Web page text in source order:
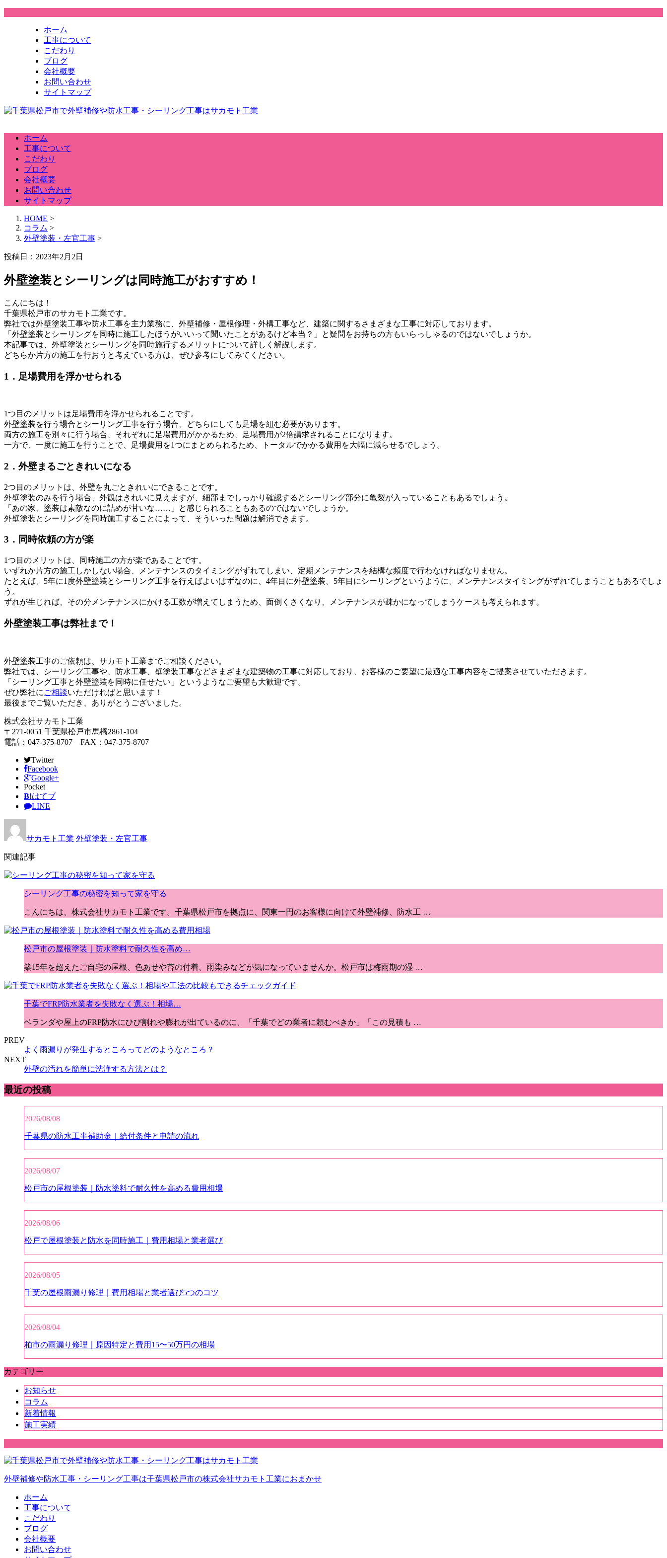
ホーム
工事について
こだわり
ブログ
会社概要
お問い合わせ
サイトマップ
ホーム
工事について
こだわり
ブログ
会社概要
お問い合わせ
サイトマップ
HOME >
コラム >
外壁塗装・左官工事 >
投稿日：2023年2月2日
外壁塗装とシーリングは同時施工がおすすめ！
こんにちは！
千葉県松戸市のサカモト工業です。
弊社では外壁塗装工事や防水工事を主力業務に、外壁補修・屋根修理・外構工事など、建築に関するさまざまな工事に対応しております。
「外壁塗装とシーリングを同時に施工したほうがいいって聞いたことがあるけど本当？」と疑問をお持ちの方もいらっしゃるのではないでしょうか。
本記事では、外壁塗装とシーリングを同時施行するメリットについて詳しく解説します。
どちらか片方の施工を行おうと考えている方は、ぜひ参考にしてみてください。
1．足場費用を浮かせられる
1つ目のメリットは足場費用を浮かせられることです。
外壁塗装を行う場合とシーリング工事を行う場合、どちらにしても足場を組む必要があります。
両方の施工を別々に行う場合、それぞれに足場費用がかかるため、足場費用が2倍請求されることになります。
一方で、一度に施工を行うことで、足場費用を1つにまとめられるため、トータルでかかる費用を大幅に減らせるでしょう。
2．外壁まるごときれいになる
2つ目のメリットは、外壁を丸ごときれいにできることです。
外壁塗装のみを行う場合、外観はきれいに見えますが、細部までしっかり確認するとシーリング部分に亀裂が入っていることもあるでしょう。
「あの家、塗装は素敵なのに詰めが甘いな……」と感じられることもあるのではないでしょうか。
外壁塗装とシーリングを同時施工することによって、そういった問題は解消できます。
3．同時依頼の方が楽
1つ目のメリットは、同時施工の方が楽であることです。
いずれか片方の施工しかしない場合、メンテナンスのタイミングがずれてしまい、定期メンテナンスを結構な頻度で行わなければなりません。
たとえば、5年に1度外壁塗装とシーリング工事を行えばよいはずなのに、4年目に外壁塗装、5年目にシーリングというように、メンテナンスタイミングがずれてしまうこともあるでしょ
う。
ずれが生じれば、その分メンテナンスにかける工数が増えてしまうため、面倒くさくなり、メンテナンスが疎かになってしまうケースも考えられます。
外壁塗装工事は弊社まで！
外壁塗装工事のご依頼は、サカモト工業までご相談ください。
弊社では、シーリング工事や、防水工事、壁塗装工事などさまざまな建築物の工事に対応しており、お客様のご要望に最適な工事内容をご提案させていただきます。
「シーリング工事と外壁塗装を同時に任せたい」というようなご要望も大歓迎です。
ぜひ弊社に ご相談いただければと思います！
最後までご覧いただき、ありがとうございました。
株式会社サカモト工業
〒271-0051 千葉県松戸市馬橋2861-104
電話：047-375-8707 FAX：047-375-8707
Twitter
Facebook
Google+
Pocket
B!はてブ
LINE
サカモト工業 外壁塗装・左官工事
関連記事
シーリング工事の秘密を知って家を守る
こんにちは、株式会社サカモト工業です。千葉県松戸市を拠点に、関東一円のお客様に向けて外壁補修、防水工 …
松戸市の屋根塗装｜防水塗料で耐久性を高め…
築15年を超えたご自宅の屋根、色あせや苔の付着、雨染みなどが気になっていませんか。松戸市は梅雨期の湿 …
千葉でFRP防水業者を失敗なく選ぶ！相場…
ベランダや屋上のFRP防水にひび割れや膨れが出ているのに、「千葉でどの業者に頼むべきか」「この見積も …
PREV
よく雨漏りが発生するところってどのようなところ？
NEXT
外壁の汚れを簡単に洗浄する方法とは？
最近の投稿
2026/08/08
千葉県の防水工事補助金｜給付条件と申請の流れ
2026/08/07
松戸市の屋根塗装｜防水塗料で耐久性を高める費用相場
2026/08/06
松戸で屋根塗装と防水を同時施工｜費用相場と業者選び
2026/08/05
千葉の屋根雨漏り修理｜費用相場と業者選び5つのコツ
2026/08/04
柏市の雨漏り修理｜原因特定と費用15〜50万円の相場
カテゴリー
お知らせ
コラム
新着情報
施工実績
外壁補修や防水工事・シーリング工事は千葉県松戸市の株式会社サカモト工業におまかせ
ホーム
工事について
こだわり
ブログ
会社概要
お問い合わせ